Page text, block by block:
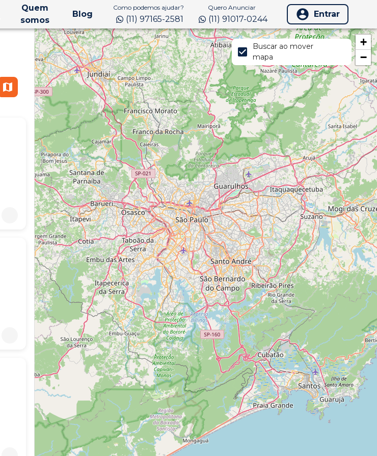
Quem
somos
Blog
Como podemos ajudar?
(11) 97165-2581
Quero Anunciar
(11) 91017-0244 Entrar
+
−
Buscar ao mover
mapa